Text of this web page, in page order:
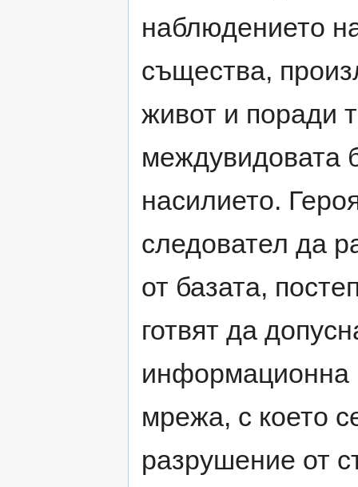
наблюдението
същества,
живот и поради
междувидовата
насилието.
следовател да
от базата,
готвят да
информационна
мрежа, с което
разрушение от